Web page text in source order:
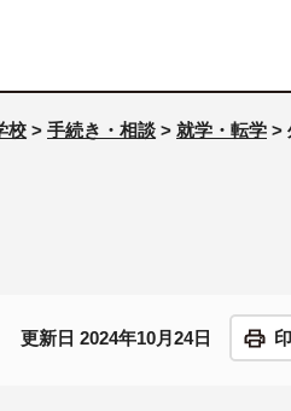
校 > 手続き・相談 > 就学・転学 >
更新日 2024年10月24日